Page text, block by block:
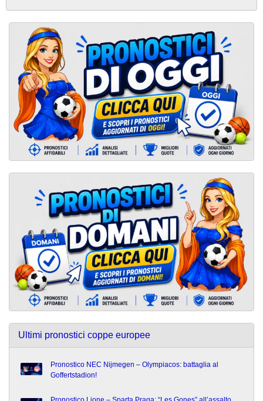
Ultimi pronostici coppe europee
Pronostico NEC Nijmegen – Olympiacos: battaglia al
Goffertstadion!